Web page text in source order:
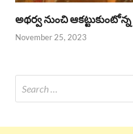
అథర్వ నుంచి
November 25, 2023